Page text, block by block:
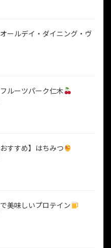
オールデイ・ダイニング・ヴ
ルーツパーク仁木
すすめ】はちみつ
美味しいプロテイン